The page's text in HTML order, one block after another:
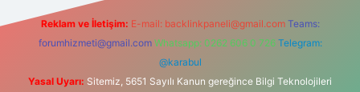
Reklam ve İletişim: E-mail: backlinkpaneli@gmail.com Teams:
forumhizmeti@gmail.com Whatsapp: 0262 606 0 726 Telegram:
@karabul
Yasal Uyarı: Sitemiz, 5651 Sayılı Kanun gereğince Bilgi Teknolojileri